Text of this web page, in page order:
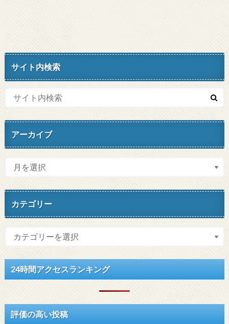
サイト内検索
アーカイブ
カテゴリー
24時間アクセスランキング
評価の高い投稿